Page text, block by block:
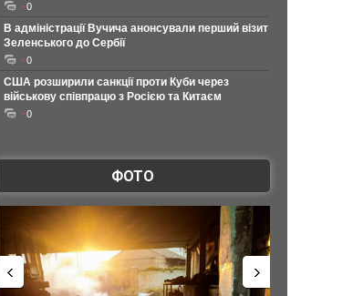
0
В адміністрації Вучича анонсували перший візит
Зеленського до Сербії
0
США розширили санкції проти Куби через
військову співпрацю з Росією та Китаєм
0
ФОТО